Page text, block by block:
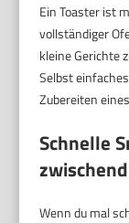
Ein Toaster ist
vollständiger
kleine Gerichte
Selbst
Zubereiten
Schnelle
Wenn du mal